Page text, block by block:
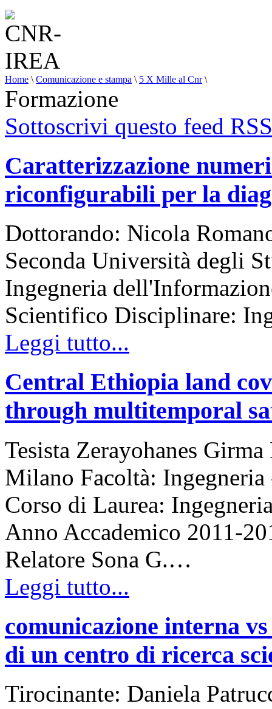
Home \ Comunicazione e stampa \ 5 X Mille al Cnr \
Formazione
Sottoscrivi questo feed RSS
Caratterizzazione
riconfigurabili per la
Dottorando: Nicola
Seconda Università degli
Ingegneria
Scientifico Disciplinare:
Leggi tutto...
Central Ethiopia land
through multitemporal
Tesista Zerayohanes
Milano Facoltà:
Corso di Laurea:
Anno Accademico 2011-
Relatore Sona G.…
Leggi tutto...
comunicazione interna
di un centro di ricerca
Tirocinante: Daniela